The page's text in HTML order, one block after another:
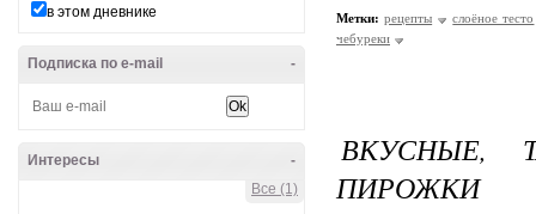
в этом дневнике
-
Подписка по e-mail
-
Интересы
Все (1)
Метки: рецепты
слоёное тесто
чебуреки
ВКУСНЫЕ,
ПИРОЖКИ